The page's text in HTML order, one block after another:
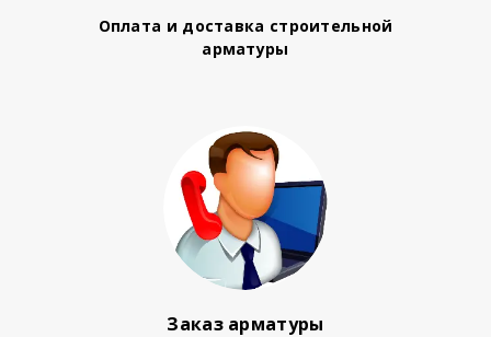
Оплата и доставка строительной
арматуры
Заказ арматуры